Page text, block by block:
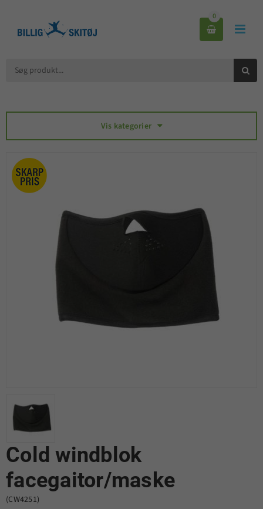


0

Vis kategorier 
Cold windblok
facegaitor/maske
(CW4251)